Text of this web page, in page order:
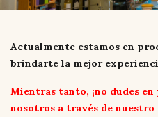
Actualmente estamos en
brindarte la mejor
Mientras tanto, ¡no dudes
nosotros a través de nuestro